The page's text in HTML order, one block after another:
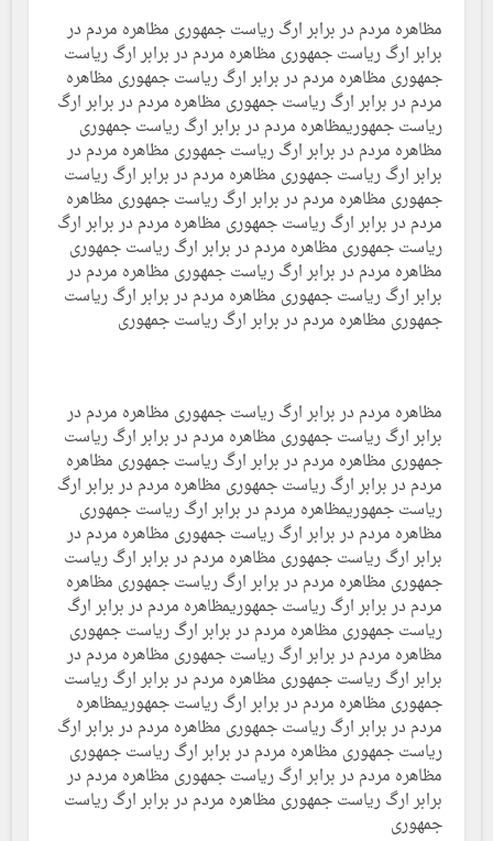
مظاهره مردم در برابر ارگ ریاست جمهوری مظاهره مردم در
برابر ارگ ریاست جمهوری مظاهره مردم در برابر ارگ ریاست
جمهوری مظاهره مردم در برابر ارگ ریاست جمهوری مظاهره
مردم در برابر ارگ ریاست جمهوری مظاهره مردم در برابر ارگ
ریاست جمهوریمظاهره مردم در برابر ارگ ریاست جمهوری
مظاهره مردم در برابر ارگ ریاست جمهوری مظاهره مردم در
برابر ارگ ریاست جمهوری مظاهره مردم در برابر ارگ ریاست
جمهوری مظاهره مردم در برابر ارگ ریاست جمهوری مظاهره
مردم در برابر ارگ ریاست جمهوری مظاهره مردم در برابر ارگ
ریاست جمهوری مظاهره مردم در برابر ارگ ریاست جمهوری
مظاهره مردم در برابر ارگ ریاست جمهوری مظاهره مردم در
برابر ارگ ریاست جمهوری مظاهره مردم در برابر ارگ ریاست
جمهوری مظاهره مردم در برابر ارگ ریاست جمهوری
مظاهره مردم در برابر ارگ ریاست جمهوری مظاهره مردم در
برابر ارگ ریاست جمهوری مظاهره مردم در برابر ارگ ریاست
جمهوری مظاهره مردم در برابر ارگ ریاست جمهوری مظاهره
مردم در برابر ارگ ریاست جمهوری مظاهره مردم در برابر ارگ
ریاست جمهوریمظاهره مردم در برابر ارگ ریاست جمهوری
مظاهره مردم در برابر ارگ ریاست جمهوری مظاهره مردم در
برابر ارگ ریاست جمهوری مظاهره مردم در برابر ارگ ریاست
جمهوری مظاهره مردم در برابر ارگ ریاست جمهوری مظاهره
مردم در برابر ارگ ریاست جمهوریمظاهره مردم در برابر ارگ
ریاست جمهوری مظاهره مردم در برابر ارگ ریاست جمهوری
مظاهره مردم در برابر ارگ ریاست جمهوری مظاهره مردم در
برابر ارگ ریاست جمهوری مظاهره مردم در برابر ارگ ریاست
جمهوری مظاهره مردم در برابر ارگ ریاست جمهوریمظاهره
مردم در برابر ارگ ریاست جمهوری مظاهره مردم در برابر ارگ
ریاست جمهوری مظاهره مردم در برابر ارگ ریاست جمهوری
مظاهره مردم در برابر ارگ ریاست جمهوری مظاهره مردم در
برابر ارگ ریاست جمهوری مظاهره مردم در برابر ارگ ریاست
جمهوری